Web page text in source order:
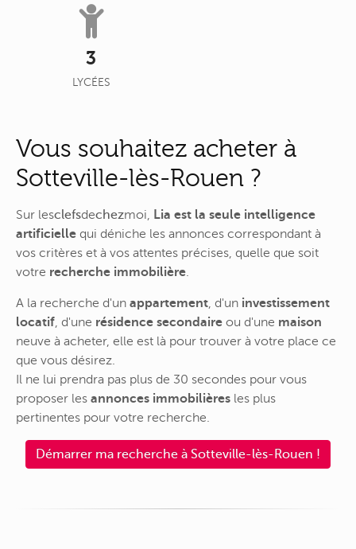
3
LYCÉES
Vous souhaitez acheter à
Sotteville-lès-Rouen ?
Sur lesclefsdechezmoi, Lia est la seule intelligence
artificielle qui déniche les annonces correspondant à
vos critères et à vos attentes précises, quelle que soit
votre recherche immobilière.
A la recherche d'un appartement, d'un investissement
locatif, d'une résidence secondaire ou d'une maison
neuve à acheter, elle est là pour trouver à votre place ce
que vous désirez.
Il ne lui prendra pas plus de 30 secondes pour vous
proposer les annonces immobilières les plus
pertinentes pour votre recherche.
Démarrer ma recherche à Sotteville-lès-Rouen !